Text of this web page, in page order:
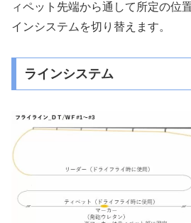
ィペット先端から通して所定の位
インシステムを切り替えます。
ラインシステム